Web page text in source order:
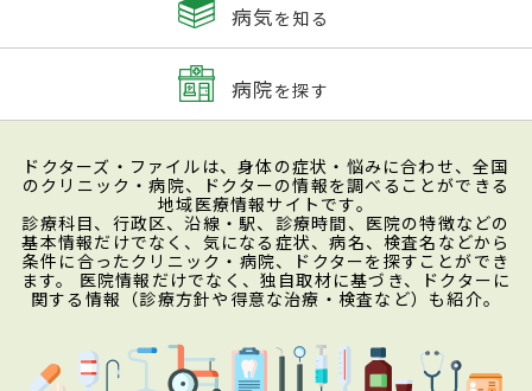
病気を知る
病院を探す
ドクターズ・ファイルは、身体の症状・悩みに合わせ、全国
のクリニック・病院、ドクターの情報を調べることができる
地域医療情報サイトです。
診療科目、行政区、沿線・駅、診療時間、医院の特徴などの
基本情報だけでなく、気になる症状、病名、検査名などから
条件に合ったクリニック・病院、ドクターを探すことができ
ます。 医院情報だけでなく、独自取材に基づき、ドクターに
関する情報（診療方針や得意な治療・検査など）も紹介。